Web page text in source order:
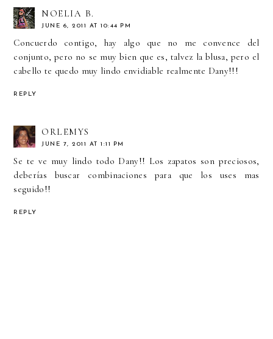
NOELIA B.
JUNE 6, 2011 AT 10:44 PM
Concuerdo contigo, hay algo que no me convence del
conjunto, pero no se muy bien que es, talvez la blusa, pero el
cabello te quedo muy lindo envidiable realmente Dany!!!
REPLY
ORLEMYS
JUNE 7, 2011 AT 1:11 PM
Se te ve muy lindo todo Dany!! Los zapatos son preciosos,
deberías buscar combinaciones para que los uses mas
seguido!!
REPLY